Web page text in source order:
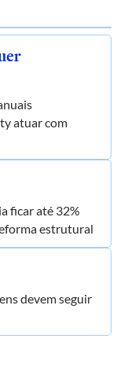
atuar com
ficar até 32%
estrutural
devem seguir